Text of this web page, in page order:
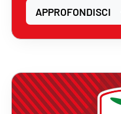
APPROFONDISCI